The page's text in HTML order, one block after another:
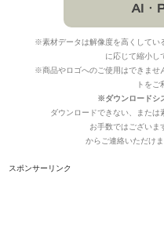
※素材データは解像度を高くしてい
に応じて縮小し
※商品やロゴへのご使用はできませ
トをご
※ダウンロードシ
ダウンロードできない、または
お手数ではございま
からご連絡いただけ
スポンサーリンク